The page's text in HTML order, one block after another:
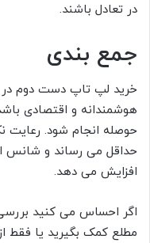
در تعادل باشند.
جمع بندی
هوشمندانه و اقتصادی
حوصله انجام شود. رعایت
حداقل می رساند و شانس
افزایش می دهد.
اگر احساس می کنید
مطلع کمک بگیرید یا فقط